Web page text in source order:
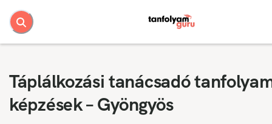
Táplálkozási tanácsadó
képzések – Gyöngyös